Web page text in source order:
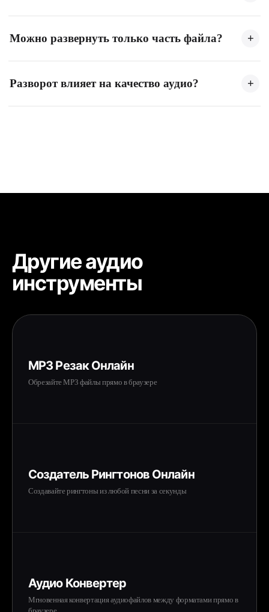
дизайна, поиска скрытых сообщений, создания
Можно развернуть только часть файла? +
воспроизведения, а остальная часть файла продолжит
Разворот влияет на качество аудио? +
Другие аудио
инструменты
MP3 Резак Онлайн
Обрезайте MP3 файлы прямо в браузере
Создатель Рингтонов Онлайн
Создавайте рингтоны из любой песни за секунды
Аудио Конвертер
Мгновенная конвертация аудиофайлов между форматами прямо в